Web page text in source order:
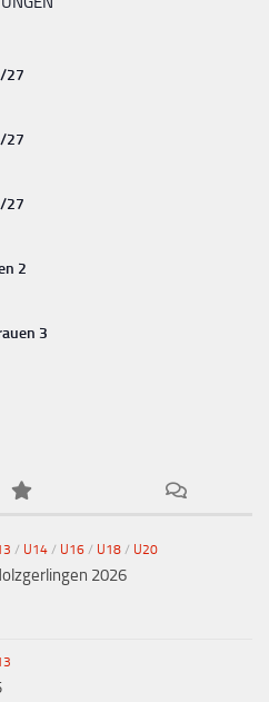
27
27
27
2
3
/ U14 / U16 / U18 / U20
2026